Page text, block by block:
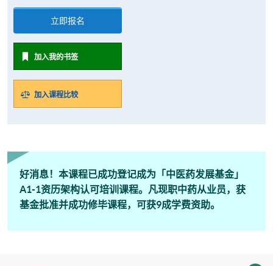
立即报名
加入我的书签
加入课程比较
好消息！本课程已成功登记成为「中医药发展基金」
A1-1资历架构认可培训课程。凡现职中药从业员，获
基金批准并成功修毕课程，可获9成学费资助。